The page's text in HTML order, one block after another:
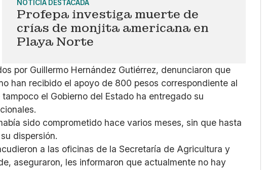
NOTICIA DESTACADA
Profepa investiga muerte de
crías de monjita americana en
Playa Norte
por Guillermo Hernández Gutiérrez, denunciaron que
han recibido el apoyo de 800 pesos correspondiente al
el Gobierno del Estado ha entregado su
sido comprometido hace varios meses, sin que hasta
dispersión.
a las oficinas de la Secretaría de Agricultura y
aseguraron, les informaron que actualmente no hay